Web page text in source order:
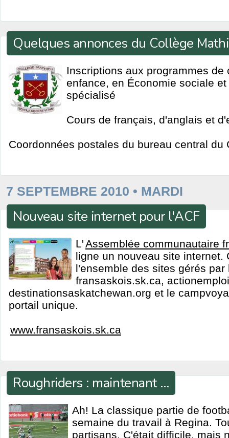
Quelques annonces du Collège
Inscriptions aux programmes de
enfance, en Économie sociale
spécialisé
Cours de français, d'anglais et
Coordonnées postales du bureau central du
7 SEPTEMBRE 2010 • MARDI
Nouveau site internet pour l'ACF
L'Assemblée communautaire
ligne un nouveau site internet.
l'ensemble des sites gérés par
fransaskois.sk.ca,
destinationsaskatchewan.org et le
portail unique.
www.fransaskois.sk.ca
Roughriders : maintenant …
Ah! La classique partie de
semaine du travail à Regina.
partisans. C'était difficile, mais